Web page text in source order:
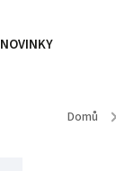
NOVINKY
Domů /